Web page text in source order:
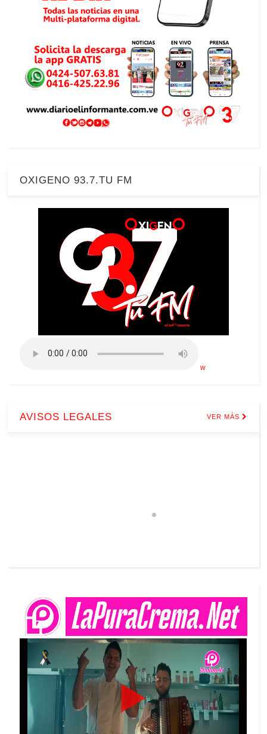
OXIGENO 93.7.TU FM
w
AVISOS LEGALES VER MÁS